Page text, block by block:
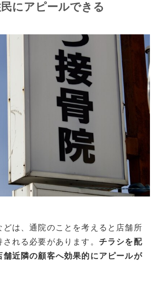
にアピールできる
どは、通院のことを考えると店舗所
れる必要があります。 チラシを配
舗近隣の顧客へ効果的にアピールが